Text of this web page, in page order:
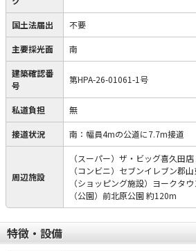
国土法届出 不要
主要採光面 南
建築確認番
号
第HPA-26-01061-1号
私道負担 無
接道状況 南：幅員4mの公道に7.7m接道
周辺施設
（スーパー）ザ・ビッグ喜久田
（コンビニ）セブンイレブン郡
（ショッピング施設）ヨークタ
（公園）前北原公園 約120m
特徴・設備